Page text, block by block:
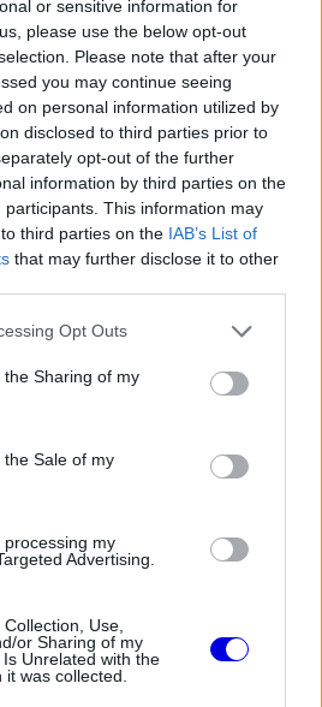
or sensitive information for
please use the below opt-out
Please note that after your
you may continue seeing
on personal information utilized by
disclosed to third parties prior to
opt-out of the further
information by third parties on the
participants. This information may
third parties on the IAB’s List of
that may further disclose it to other
app uses one or more Google
usage behaviour. You may click to
Google and its third-party tags to
purposes in below Google
Opt Outs
Sharing of my
Sale of my
my
Advertising.
Use,
or Sharing of my
Unrelated with the
was collected.
Video
is
Picture- Fullscreen
podcast műsorában fejtette
esetről. A szakértő
nem hallott hasonló
Hamilton hatalmas
a történtek.